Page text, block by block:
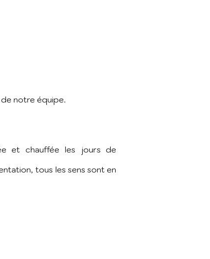
notre équipe.
et chauffée
les jours de
tous les sens sont en